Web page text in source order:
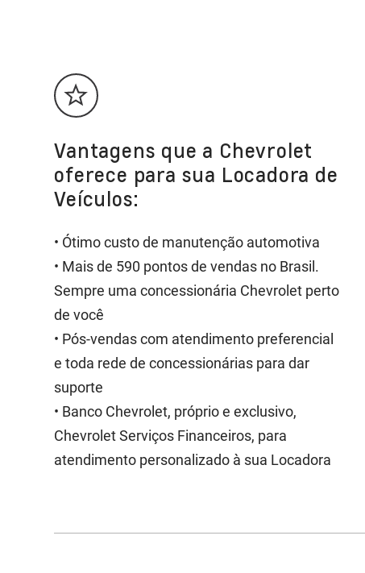
Vantagens que a Chevrolet
oferece para sua Locadora de
Veículos:
• Ótimo custo de manutenção automotiva
• Mais de 590 pontos de vendas no Brasil.
Sempre uma concessionária Chevrolet perto
de você
• Pós-vendas com atendimento preferencial
e toda rede de concessionárias para dar
suporte
• Banco Chevrolet, próprio e exclusivo,
Chevrolet Serviços Financeiros, para
atendimento personalizado à sua Locadora